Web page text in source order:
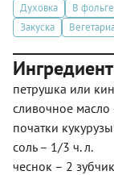
Духовка В фольге
Закуска
петрушка или
сливочное масло
початки
соль – 1/3 ч. л.
чеснок – 2